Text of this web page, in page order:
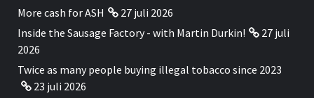
More cash for ASH
27 juli 2026
Inside the Sausage Factory - with Martin Durkin!
27 juli
2026
Twice as many people buying illegal tobacco since 2023
23 juli 2026